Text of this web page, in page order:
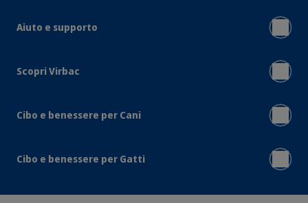
Aiuto e supporto
Scopri Virbac
Cibo e benessere per Cani
Cibo e benessere per Gatti